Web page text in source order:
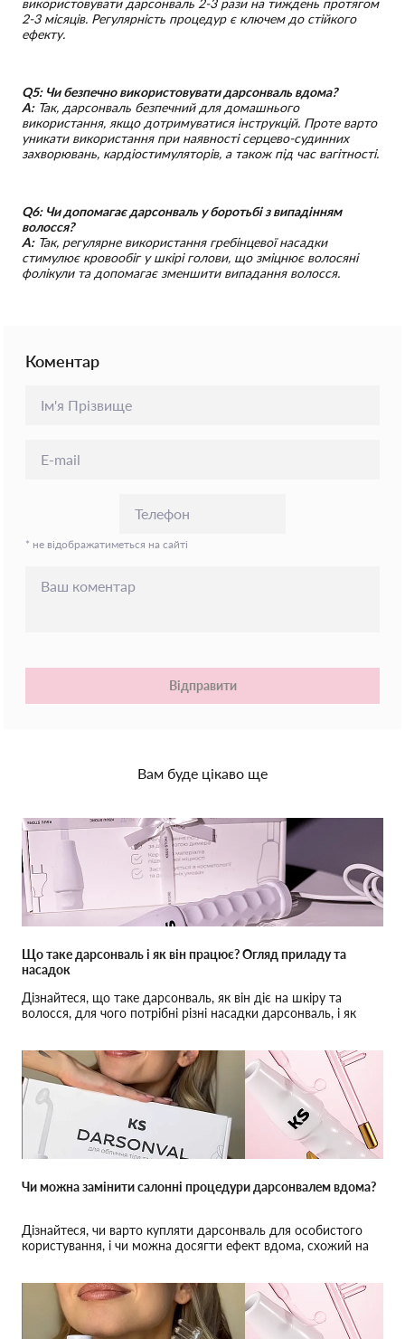
використовувати дарсонваль 2-3 рази на тиждень протягом
2-3 місяців. Регулярність процедур є ключем до стійкого
ефекту.
Q5: Чи безпечно використовувати дарсонваль вдома?
A:Так, дарсонваль безпечний для домашнього
використання, якщо дотримуватися інструкцій. Проте варто
уникати використання при наявності серцево-судинних
захворювань, кардіостимуляторів, а також під час вагітності.
Q6: Чи допомагає дарсонваль у боротьбі з випадінням
волосся?
A:Так, регулярне використання гребінцевої насадки
стимулює кровообіг у шкірі голови, що зміцнює волосяні
фолікули та допомагає зменшити випадання волосся.
Коментар
* не відображатиметься на сайті
Відправити
Вам буде цікаво ще
Що таке дарсонваль і як він працює? Огляд приладу та
насадок
Дізнайтеся, що таке дарсонваль, як він діє на шкіру та
волосся, для чого потрібні різні насадки дарсонваль, і як
Чи можна замінити салонні процедури дарсонвалем вдома?
Дізнайтеся, чи варто купляти дарсонваль для особистого
користування, і чи можна досягти ефект вдома, схожий на